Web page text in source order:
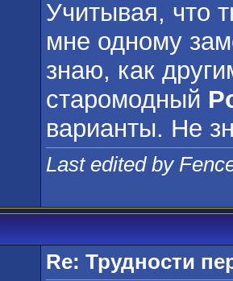
Учитывая, что
мне одному
знаю, как
старомодный
варианты. Не
Last edited by
Re: Трудности